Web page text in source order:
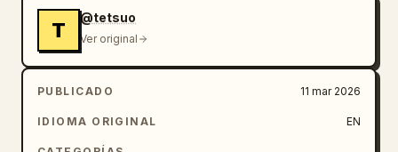
tatuajes como fuente de luz principal,
proyectando fuertes reflejos y profundas
sombras índigo en su figura. Fondo
atmosférico oscuro y misterioso con una
linterna de papel japonesa tradicional
suavemente desenfocada. Composición
T
@tetsuo
Ver original
PUBLICADO 11 mar 2026
IDIOMA ORIGINAL EN